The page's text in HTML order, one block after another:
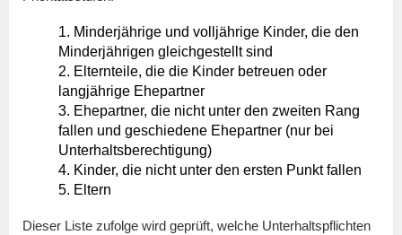
Minderjährige und volljährige Kinder, die den
Minderjährigen gleichgestellt sind
Elternteile, die die Kinder betreuen oder
langjährige Ehepartner
Ehepartner, die nicht unter den zweiten Rang
fallen und geschiedene Ehepartner (nur bei
Unterhaltsberechtigung)
Kinder, die nicht unter den ersten Punkt fallen
Eltern
Dieser Liste zufolge wird geprüft, welche Unterhaltspflichten